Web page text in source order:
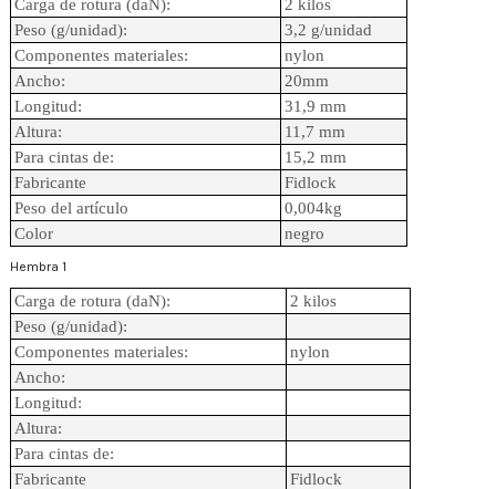
Carga de rotura (daN):
2 kilos
Peso (g/unidad):
3,2 g/unidad
Componentes materiales:
nylon
Ancho:
20mm
Longitud:
31,9 mm
Altura:
11,7 mm
Para cintas de:
15,2 mm
Fabricante
Fidlock
Peso del artículo
0,004kg
Color
negro
Hembra 1
Carga de rotura (daN):
2 kilos
Peso (g/unidad):
Componentes materiales:
nylon
Ancho:
Longitud:
Altura:
Para cintas de:
Fabricante
Fidlock